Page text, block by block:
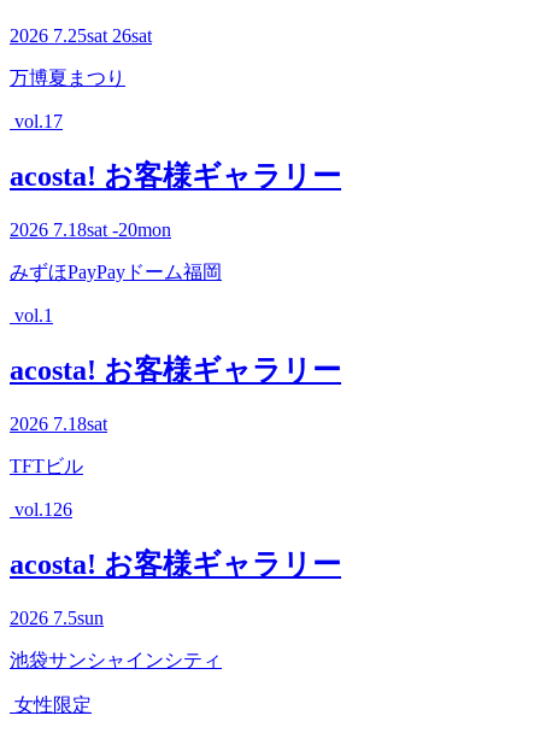
2026 7.25sat 26sat
万博夏まつり
vol.17
acosta! お客様ギャラリー
2026 7.18sat -20mon
みずほPayPayドーム福岡
vol.1
acosta! お客様ギャラリー
2026 7.18sat
TFTビル
vol.126
acosta! お客様ギャラリー
2026 7.5sun
池袋サンシャインシティ
女性限定